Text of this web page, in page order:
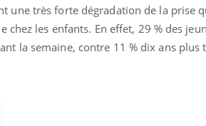
une très forte dégradation de la prise
les enfants. En effet, 29 % des
la semaine, contre 11 % dix ans plus